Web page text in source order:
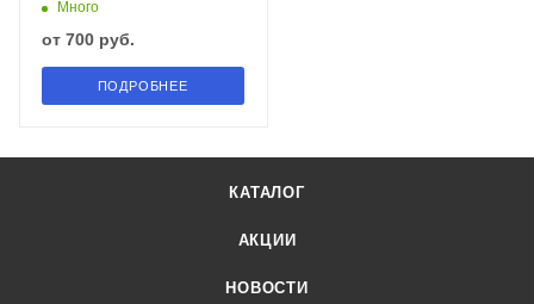
Много
от 700 руб.
ПОДРОБНЕЕ
КАТАЛОГ
АКЦИИ
НОВОСТИ